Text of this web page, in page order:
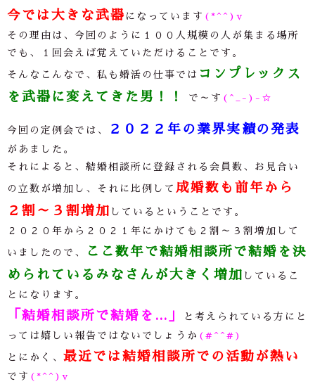
今では大きな武器 になっています (*^^)v
その理由は、今回のように１００人規模の人が集まる場所
でも、１回会えば覚えていただけることです。
そんなこんなで、私も婚活の仕事では コンプレックス
を武器に変えてきた男！！
で～す (^_-)-☆
今回の定例会では、 ２０２２年の業界実績の発表
があました。
それによると、結婚相談所に登録される会員数、お見合い
の立数が増加し、それに比例して 成婚数も前年から
２割～３割増加 しているということです。
２０２０年から２０２１年にかけても２割～３割増加して
いましたので、
ここ数年で結婚相談所で結婚を決
められているみなさんが大きく増加 しているこ
とになります。
「結婚相談所で結婚を…」
と考えられている方にと
っては嬉しい報告ではないでしょうか (#^^#)
とにかく、 最近では結婚相談所での活動が熱い
です (*^^)v